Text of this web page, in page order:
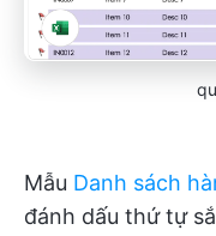
Mẫu Danh sách
đánh dấu thứ tự